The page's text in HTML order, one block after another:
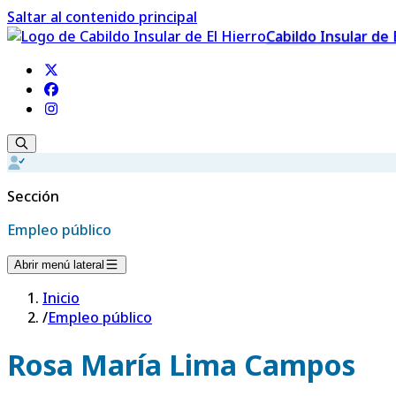
Saltar al contenido principal
Cabildo Insular de
Sección
Empleo público
Abrir menú lateral
Inicio
/Empleo público
Rosa María Lima Campos